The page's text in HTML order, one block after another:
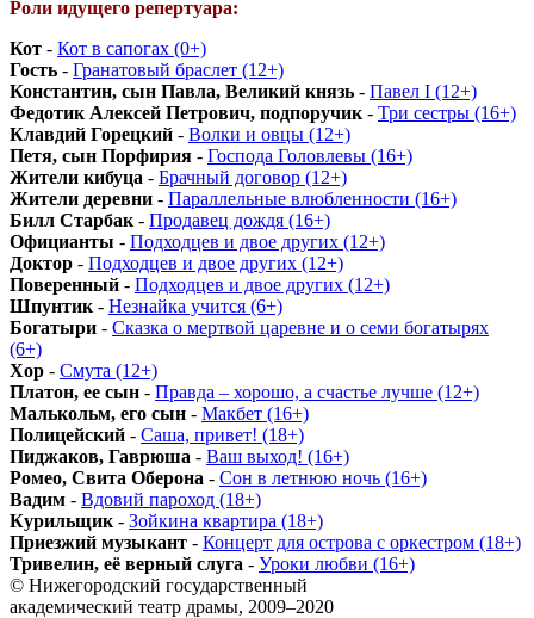
Роли идущего репертуара:
Кот - Кот в сапогах (0+)
Гость - Гранатовый браслет (12+)
Константин, сын Павла, Великий князь - Павел I (12+)
Федотик Алексей Петрович, подпоручик - Три сестры (16+)
Клавдий Горецкий - Волки и овцы (12+)
Петя, сын Порфирия - Господа Головлевы (16+)
Жители кибуца - Брачный договор (12+)
Жители деревни - Параллельные влюбленности (16+)
Билл Старбак - Продавец дождя (16+)
Официанты - Подходцев и двое других (12+)
Доктор - Подходцев и двое других (12+)
Поверенный - Подходцев и двое других (12+)
Шпунтик - Незнайка учится (6+)
Богатыри - Сказка о мертвой царевне и о семи богатырях
(6+)
Хор - Смута (12+)
Платон, ее сын - Правда – хорошо, а счастье лучше (12+)
Малькольм, его сын - Макбет (16+)
Полицейский - Саша, привет! (18+)
Пиджаков, Гаврюша - Ваш выход! (16+)
Ромео, Свита Оберона - Сон в летнюю ночь (16+)
Вадим - Вдовий пароход (18+)
Курильщик - Зойкина квартира (18+)
Приезжий музыкант - Концерт для острова с оркестром (18+)
Тривелин, её верный слуга - Уроки любви (16+)
© Нижегородский государственный
академический театр драмы, 2009–2020